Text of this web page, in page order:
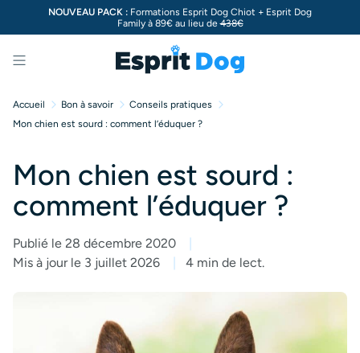
NOUVEAU PACK : Formations Esprit Dog Chiot + Esprit Dog
Family à 89€ au lieu de438€
Menu
Accueil Bon à savoir
Conseils pratiques
Mon chien est sourd : comment l’éduquer ?
Mon chien est sourd :
comment l’éduquer ?
Publié le 28 décembre 2020
Mis à jour le 3 juillet 2026
4 min de lect.